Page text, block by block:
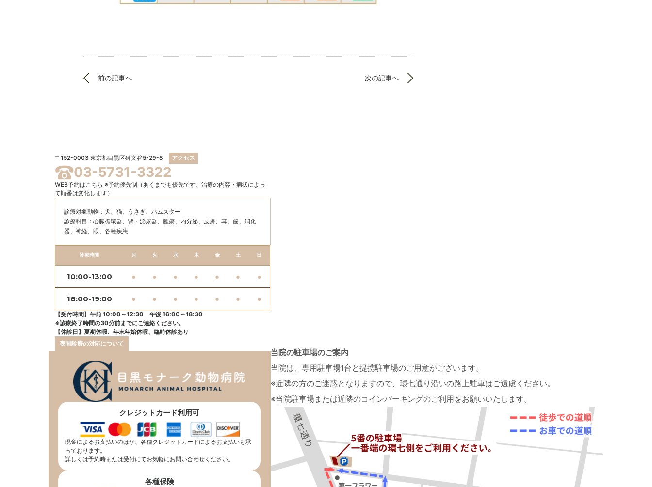
前の記事へ 次の記事へ
〒152-0003 東京都目黒区碑文谷5-29-8 アクセス
03-5731-3322
WEB予約はこちら ※予約優先制（あくまでも優先です、治療の内容・病状によっ
て順番は変化します）
診療対象動物：犬、猫、うさぎ、ハムスター
診療科目：⼼臓循環器、腎・泌尿器、腫瘍、内分泌、⽪膚、耳、歯、消化
器、神経、眼、各種疾患
診療時間 月 火 水 木 金 土 日
10:00-13:00 ● ● ● ● ● ● ●
16:00-19:00 ● ● ● ● ● ● ●
【受付時間】午前 10:00～12:30 午後 16:00～18:30
※診療終了時間の30分前までにご連絡ください。
【休診日】夏期休暇、年末年始休暇、臨時休診あり
夜間診療の対応について
クレジットカード利用可
現金によるお支払いのほか、各種クレジットカードによるお支払いも承
っております。
詳しくは予約時または受付にてお気軽にお問い合わせください。
各種保険
当院の駐車場のご案内
当院は、専用駐車場1台と提携駐車場のご用意がございます。
※近隣の方のご迷惑となりますので、環七通り沿いの路上駐車はご遠慮ください。
※当院駐車場または近隣のコインパーキングのご利用をお願いいたします。